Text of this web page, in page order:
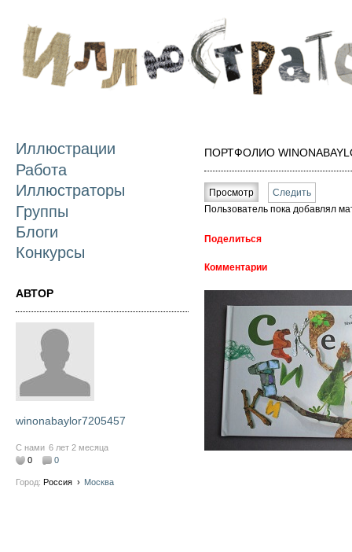
Иллюстрации
Работа
Иллюстраторы
Группы
Блоги
Конкурсы
АВТОР
winonabaylor7205457
С нами 6 лет 2 месяца
0
0
Город: Россия › Москва
ПОРТФОЛИО
Главные вкладки
Просмотр (активная вкладка)
Следить
Пользователь пока добавлял
Поделиться
Комментарии